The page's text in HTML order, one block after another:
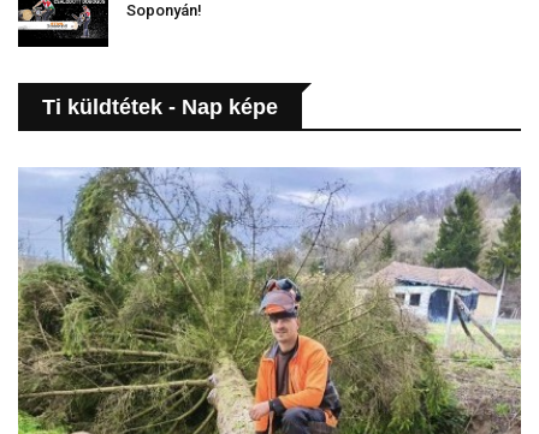
Soponyán!
Ti küldtétek - Nap képe